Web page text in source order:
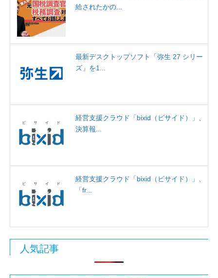
給されたかの...
最新デスクトップソフト「弥生 27 シリー
ズ」を1...
経営支援クラウド「bixid（ビサイド）」、
決算報...
経営支援クラウド「bixid（ビサイド）」、
「fr...
人気記事